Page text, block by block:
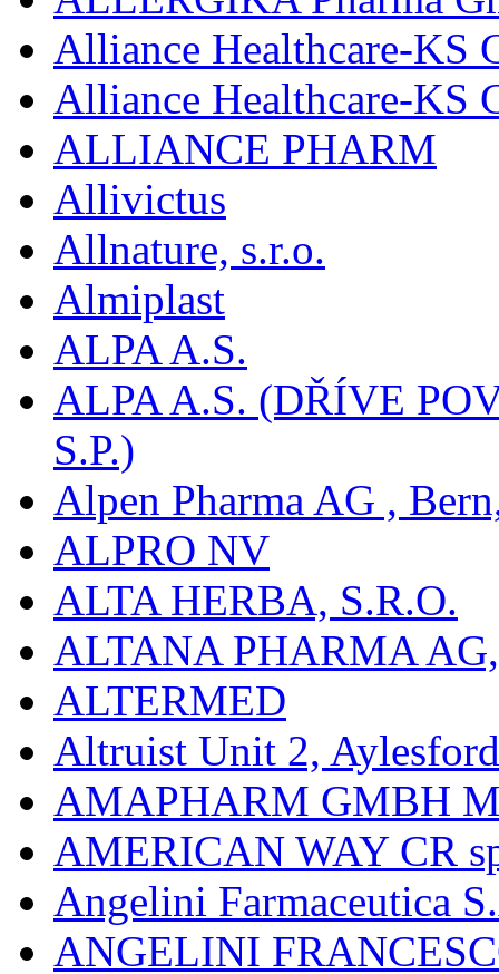
Alliance Healthcare-KS
Alliance Healthcare-KS
ALLIANCE PHARM
Allivictus
Allnature, s.r.o.
Almiplast
ALPA A.S.
ALPA A.S. (DŘÍVE
S.P.)
Alpen Pharma AG ,
ALPRO NV
ALTA HERBA, S.R.O.
ALTANA PHARMA
ALTERMED
Altruist Unit 2, Aylesford
AMAPHARM GMBH
AMERICAN WAY CR
Angelini Farmaceutica
ANGELINI